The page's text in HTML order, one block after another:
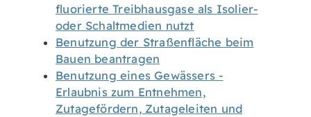
fluorierte Treibhausgase als Isolier-
oder Schaltmedien nutzt
Benutzung der Straßenfläche beim
Bauen beantragen
Benutzung eines Gewässers -
Erlaubnis zum Entnehmen,
Zutagefördern, Zutageleiten und